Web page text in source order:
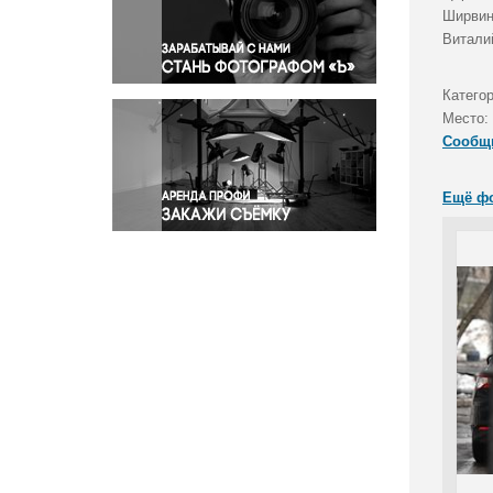
Правосудие
Происшествия и конфликты
Религия
Светская жизнь
Спорт
Экология
Экономика и бизнес
Место:
Ещё